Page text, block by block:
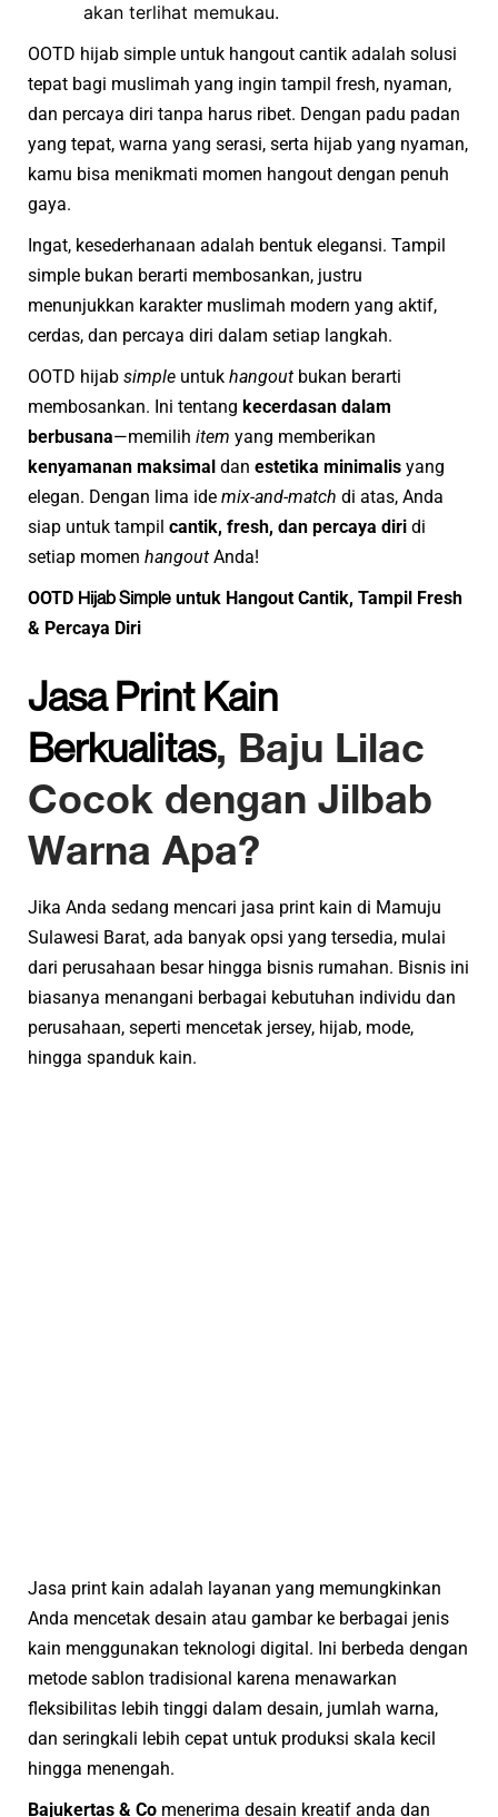
akan terlihat memukau.
OOTD hijab simple untuk hangout cantik adalah solusi
tepat bagi muslimah yang ingin tampil fresh, nyaman,
dan percaya diri tanpa harus ribet. Dengan padu padan
yang tepat, warna yang serasi, serta hijab yang nyaman,
kamu bisa menikmati momen hangout dengan penuh
gaya.
Ingat, kesederhanaan adalah bentuk elegansi. Tampil
simple bukan berarti membosankan, justru
menunjukkan karakter muslimah modern yang aktif,
cerdas, dan percaya diri dalam setiap langkah.
OOTD hijab simple untuk hangout bukan berarti
membosankan. Ini tentang kecerdasan dalam
berbusana—memilih item yang memberikan
kenyamanan maksimal dan estetika minimalis yang
elegan. Dengan lima ide mix-and-match di atas, Anda
siap untuk tampil cantik, fresh, dan percaya diri di
setiap momen hangout Anda!
OOTD Hijab Simple untuk Hangout Cantik, Tampil Fresh
& Percaya Diri
Jasa Print Kain
Berkualitas, Baju Lilac
Cocok dengan Jilbab
Warna Apa?
Jika Anda sedang mencari jasa print kain di Mamuju
Sulawesi Barat, ada banyak opsi yang tersedia, mulai
dari perusahaan besar hingga bisnis rumahan. Bisnis ini
biasanya menangani berbagai kebutuhan individu dan
perusahaan, seperti mencetak jersey, hijab, mode,
hingga spanduk kain.
Jasa print kain adalah layanan yang memungkinkan
Anda mencetak desain atau gambar ke berbagai jenis
kain menggunakan teknologi digital. Ini berbeda dengan
metode sablon tradisional karena menawarkan
fleksibilitas lebih tinggi dalam desain, jumlah warna,
dan seringkali lebih cepat untuk produksi skala kecil
hingga menengah.
Bajukertas & Co menerima desain kreatif anda dan